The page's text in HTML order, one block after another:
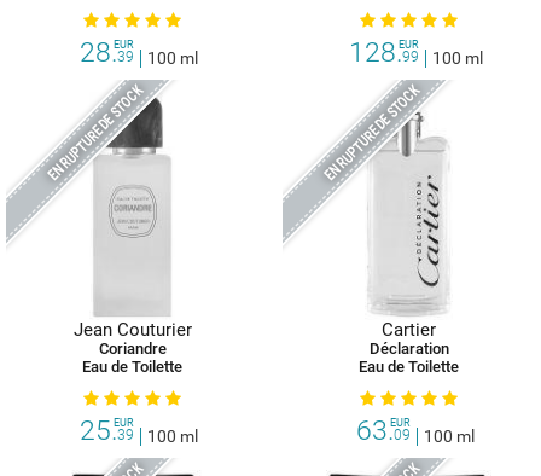
28.39
EUR
100 ml 128.99
EUR
100 ml
EN RUPTURE DE STOCK
Jean Couturier
Coriandre
Eau de Toilette
25.39
EUR
100 ml
EN RUPTURE DE STOCK
Cartier
Déclaration
Eau de Toilette
63.09
EUR
100 ml